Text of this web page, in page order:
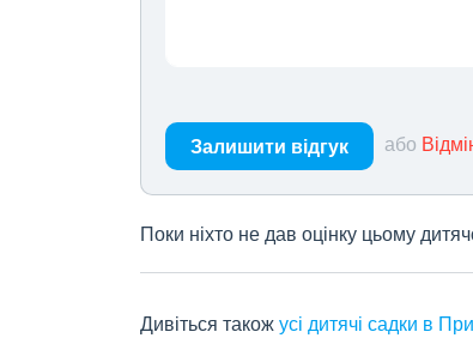
Залишити відгук або
Поки ніхто не дав оцінку цьому
Дивіться такожусі дитячі садки в